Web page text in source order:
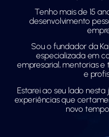
Tenho mais de 15
desenvolvimento
Sou o fundador da
especializada em
empresarial, mentorias
e
Estarei ao seu lado
experiências que
novo